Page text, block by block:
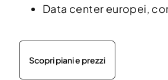
Data center europei,
Scopri piani e prezzi